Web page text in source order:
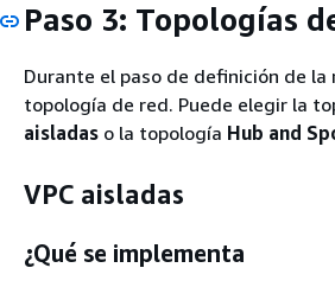
Paso 3: Topologías
Durante el paso de definición de la
topología de red. Puede elegir la
aisladas o la topología Hub and
VPC aisladas
¿Qué se implementa